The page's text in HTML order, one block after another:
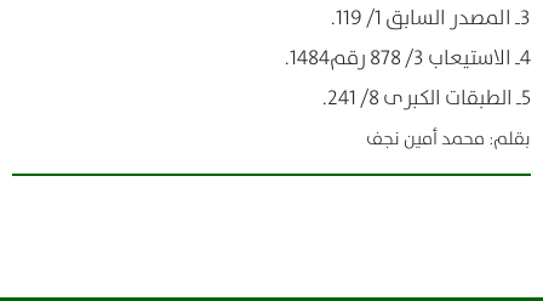
3ـ المصدر السابق 1/ 119.
4ـ الاستيعاب 3/ 878 رقم1484.
5ـ الطبقات الكبرى 8/ 241.
بقلم: محمد أمين نجف